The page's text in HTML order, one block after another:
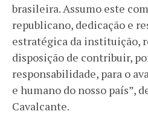
brasileira. Assumo este
republicano, dedicação e
estratégica da instituição,
disposição de contribuir,
responsabilidade, para o
e humano do nosso país”,
Cavalcante.